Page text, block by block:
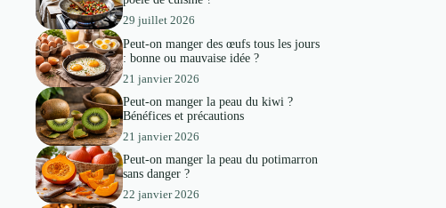
29 juillet 2026
Peut-on manger des œufs tous les jours
: bonne ou mauvaise idée ?
21 janvier 2026
Peut-on manger la peau du kiwi ?
Bénéfices et précautions
21 janvier 2026
Peut-on manger la peau du potimarron
sans danger ?
22 janvier 2026